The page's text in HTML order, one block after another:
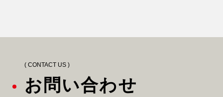
( CONTACT US )
お問い合わせ